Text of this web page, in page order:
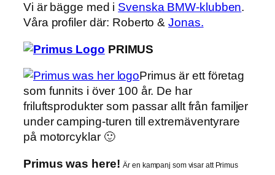
Vi är bägge med i Svenska BMW-klubben.
Våra profiler där: Roberto &Jonas.
PRIMUS
Primus är ett företag
som funnits i över 100 år. De har
friluftsprodukter som passar allt från familjer
under camping-turen till extremäventyrare
på motorcyklar 🙂
Primus was here!Är en kampanj som visar att Primus